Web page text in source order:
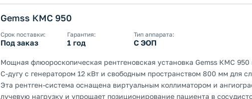
Gemss КМС 950
Срок поставки:
Под заказ
Гарантия:
1 год
Тип аппарата:
С ЭОП
Мощная флюороскопическая рентгеновская установка Gemss КМС 950
С-дугу с генератором 12 кВт и свободным пространством 800 мм для
Эта рентген-система оснащена виртуальным коллиматором и
лучевую нагрузку и упрощает позиционирование пациента в